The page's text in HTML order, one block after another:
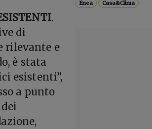
.
di
rilevante e
è stata
esistenti”,
a punto
Enea
Casa&Clima